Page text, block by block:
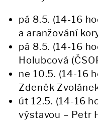
pá 8.5. (14-16
a aranžování
pá 8.5. (14-16
Holubcová
ne 10.5. (14-16
Zdeněk
út 12.5. (14-16
výstavou – Petr